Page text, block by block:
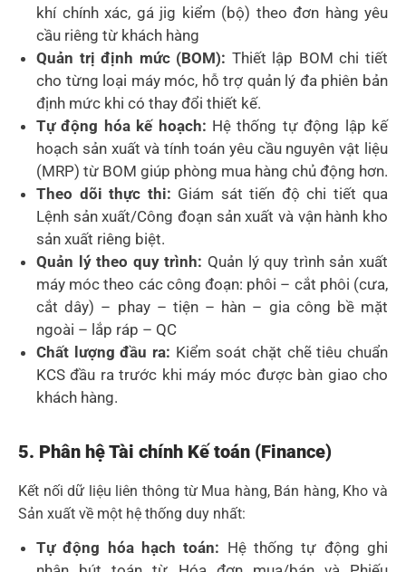
khí chính xác, gá jig kiểm (bộ) theo đơn hàng yêu
cầu riêng từ khách hàng
Quản trị định mức (BOM): Thiết lập BOM chi tiết
cho từng loại máy móc, hỗ trợ quản lý đa phiên bản
định mức khi có thay đổi thiết kế.
Tự động hóa kế hoạch: Hệ thống tự động lập kế
hoạch sản xuất và tính toán yêu cầu nguyên vật liệu
(MRP) từ BOM giúp phòng mua hàng chủ động hơn.
Theo dõi thực thi: Giám sát tiến độ chi tiết qua
Lệnh sản xuất/Công đoạn sản xuất và vận hành kho
sản xuất riêng biệt.
Quản lý theo quy trình: Quản lý quy trình sản xuất
máy móc theo các công đoạn: phôi – cắt phôi (cưa,
cắt dây) – phay – tiện – hàn – gia công bề mặt
ngoài – lắp ráp – QC
Chất lượng đầu ra: Kiểm soát chặt chẽ tiêu chuẩn
KCS đầu ra trước khi máy móc được bàn giao cho
khách hàng.
5. Phân hệ Tài chính Kế toán (Finance)
Kết nối dữ liệu liên thông từ Mua hàng, Bán hàng, Kho và
Sản xuất về một hệ thống duy nhất:
Tự động hóa hạch toán: Hệ thống tự động ghi